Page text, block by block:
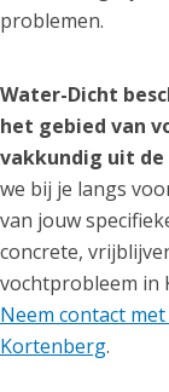
problemen.
Water-Dicht
het gebied van
vakkundig uit de
we bij je langs
van jouw
concrete,
vochtprobleem in
Neem contact
Kortenberg.